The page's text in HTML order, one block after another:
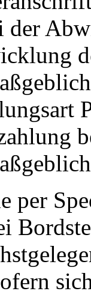
der
per